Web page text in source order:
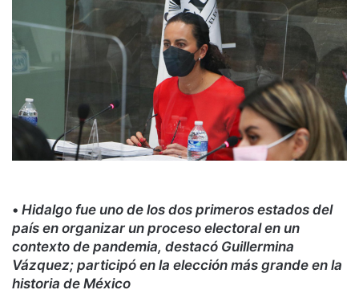
• Hidalgo fue uno de los dos primeros estados del
país en organizar un proceso electoral en un
contexto de pandemia, destacó Guillermina
Vázquez; participó en la elección más grande en la
historia de México